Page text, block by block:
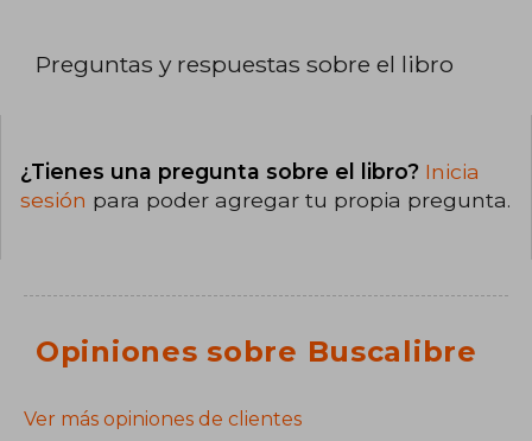
Preguntas y respuestas sobre el libro
¿Tienes una pregunta sobre el libro? Inicia
sesión para poder agregar tu propia pregunta.
Opiniones sobre Buscalibre
Ver más opiniones de clientes